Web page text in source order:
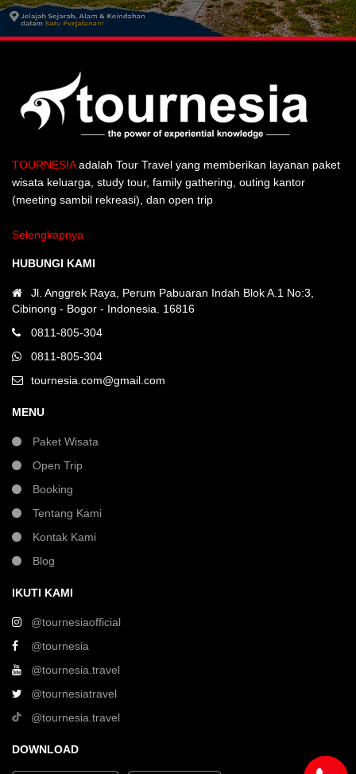
TOURNESIAadalah Tour Travel yang memberikan layanan paket
wisata keluarga, study tour, family gathering, outing kantor
(meeting sambil rekreasi), dan open trip
Selengkapnya
HUBUNGI KAMI
Jl. Anggrek Raya, Perum Pabuaran Indah Blok A.1 No:3,
Cibinong - Bogor - Indonesia. 16816
0811-805-304
0811-805-304
tournesia.com@gmail.com
MENU
Paket Wisata
Open Trip
Booking
Tentang Kami
Kontak Kami
Blog
IKUTI KAMI
@tournesiaofficial
@tournesia
@tournesia.travel
@tournesiatravel
@tournesia.travel
DOWNLOAD